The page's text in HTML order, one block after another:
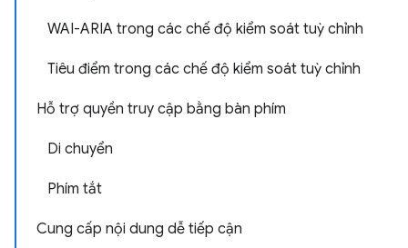
WAI-ARIA trong các chế độ kiểm soát tuỳ chỉnh
Tiêu điểm trong các chế độ kiểm soát tuỳ chỉnh
Hỗ trợ quyền truy cập bằng bàn phím
Di chuyển
Phím tắt
Cung cấp nội dung dễ tiếp cận